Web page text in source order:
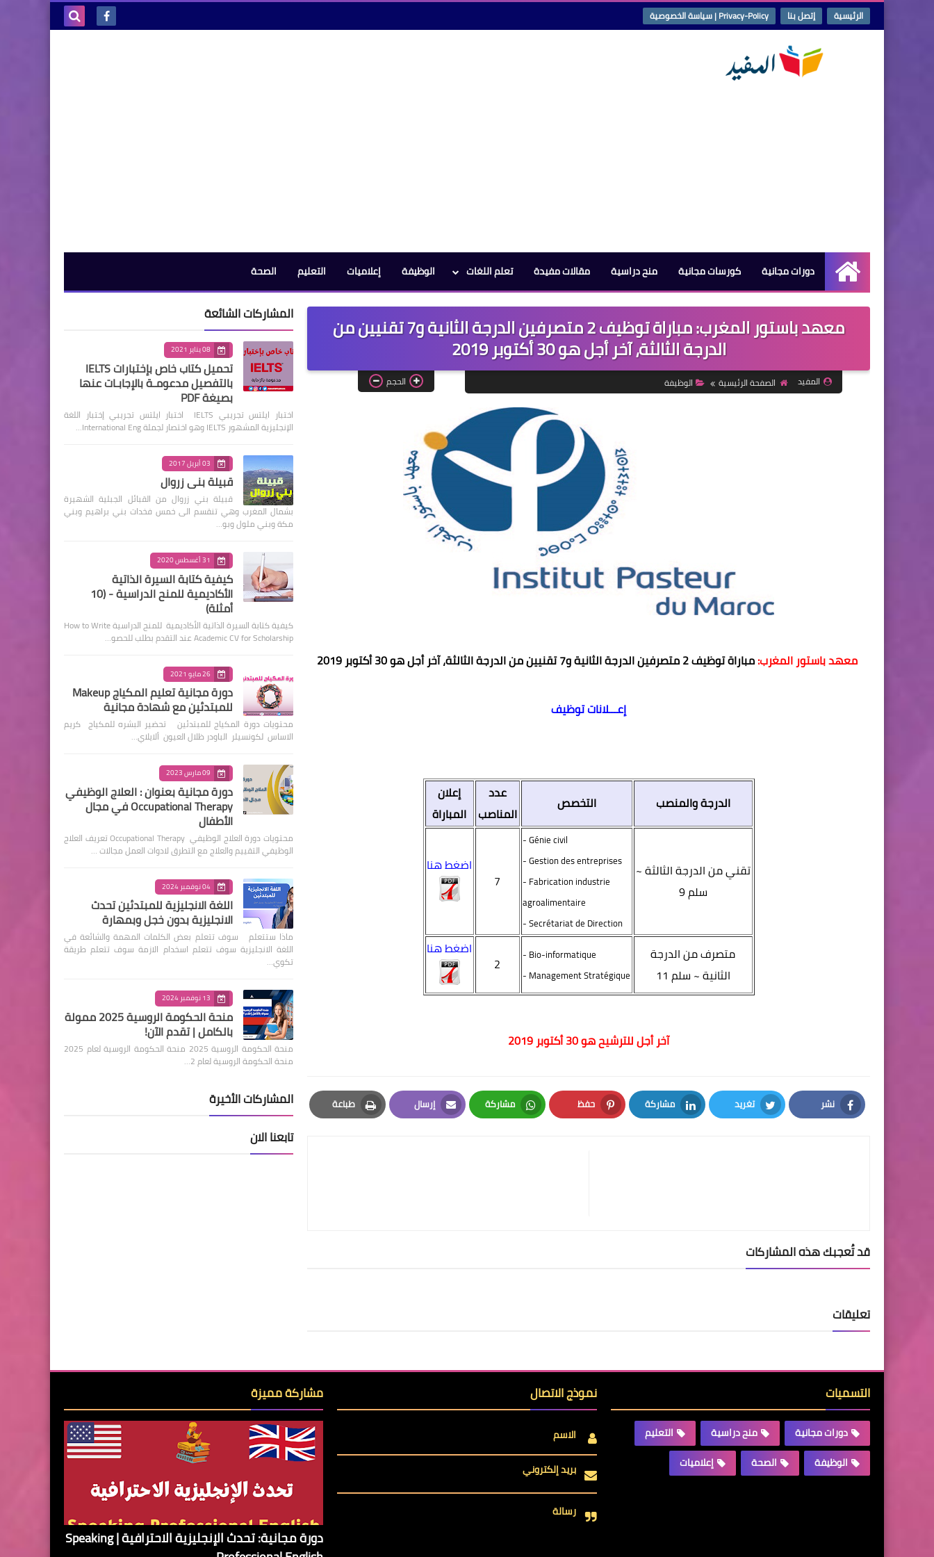
الرئيسية إتصل بنا Privacy-Policy | سياسة الخصوصية
الرئيسية
دورات مجانية كورسات مجانية منح دراسية مقالات مفيدة تعلم اللغات الوظيفة إعلاميات التعليم الصحة
معهد باستور المغرب: مباراة توظيف 2 متصرفين الدرجة الثانية و7 تقنيين من
الدرجة الثالثة، آخر أجل هو 30 أكتوبر 2019
المفيد الصفحة الرئيسية الوظيفة الحجم
معهد باستور المغرب:مباراة توظيف 2 متصرفين الدرجة الثانية و7 تقنيين من الدرجة الثالثة، آخر أجل هو 30 أكتوبر 2019
إعـــلانات توظيف
إعلان
المباراة
عدد
المناصب
التخصص الدرجة والمنصب
اضغط هنا
7
- Génie civil
- Gestion des entreprises
- Fabrication industrie
agroalimentaire
- Secrétariat de Direction
تقني من الدرجة الثالثة ~
سلم 9
اضغط هنا
2
- Bio-informatique
- Management Stratégique
متصرف من الدرجة
الثانية ~ سلم 11
آخر أجل للترشيح هو 30 أكتوبر 2019
نشر
Facebook
تغريد
Twitter
مشاركة
LinkedIn
حفظ
Pinterest
مشاركة
Whatsapp
إرسال
Email
طباعة
Print
قد تُعجبك هذه المشاركات
تعليقات
المشاركات الشائعة
08 يناير 2021
تحميل كتاب خاص بإختبارات IELTS
بالتفصيل مدعومـة بالإجابـات عنها
بصيغة PDF
اختبار ايلتس تجريبي IELTS اختبار ايلتس تجريبي إختبار اللغة
الإنجليزية المشهور IELTS وهو اختصار لجملة International Eng…
03 أبريل 2017
قبيلة بني زروال
قبيلة بني زروال من القبائل الجبلية الشهيرة
بشمال المغرب وهي تنقسم الى خمس فخدات بني براهيم وبني
مكة وبني ملول وبو…
31 أغسطس 2020
كيفية كتابة السيرة الذاتية
الأكاديمية للمنح الدراسية - (10
أمثلة)
كيفية كتابة السيرة الذاتية الأكاديمية للمنح الدراسية How to Write
Academic CV for Scholarship عند التقدم بطلب للحصو…
26 مايو 2021
دورة مجانية تعليم المكياج Makeup
للمبتدئين مع شهادة مجانية
محتويات دورة المكياج للمبتدئين تحضير البشره للمكياج كريم
الاساس لكونسيلر الباودر ظلال العيون ألايلاي…
09 مارس 2023
دورة مجانية بعنوان : العلاج الوظيفي
Occupational Therapy في مجال
الأطفال
محتويات دورة العلاج الوظيفي Occupational Therapy تعريف العلاج
الوظيفي التقييم والعلاج مع التطرق لادوات العمل مجالات …
04 نوفمبر 2024
اللغة الانجليزية للمبتدئين تحدث
الانجليزية بدون خجل وبمهارة
ماذا ستتعلم سوف تتعلم بعض الكلمات المهمة والشائعة في
اللغة الانجليزية سوف تتعلم اسخدام الازمة سوف تتعلم طريقة
تكوي…
13 نوفمبر 2024
منحة الحكومة الروسية 2025 ممولة
بالكامل | تقدم الآن!
منحة الحكومة الروسية 2025 منحة الحكومة الروسية لعام 2025
منحة الحكومة الروسية لعام 2…
المشاركات الأخيرة
تابعنا الان
التسميات
دورات مجانية منح دراسية
التعليم
الوظيفة
الصحة إعلاميات
نموذج الاتصال
الاسم
بريد إلكتروني
رسالة
مشاركة مميزة
دورة مجانية: تحدث الإنجليزية الاحترافية | Speaking